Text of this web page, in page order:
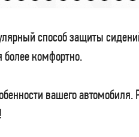
способ защиты
более комфортно.
вашего автомобиля.